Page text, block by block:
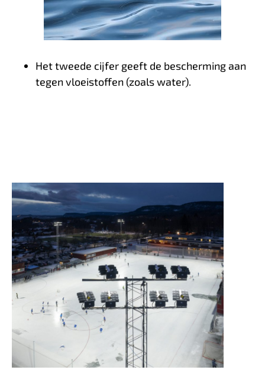
Het tweede cijfer geeft de bescherming aan
tegen vloeistoffen (zoals water).